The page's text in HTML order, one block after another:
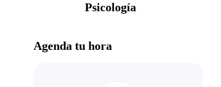
Psicología
Agenda tu hora